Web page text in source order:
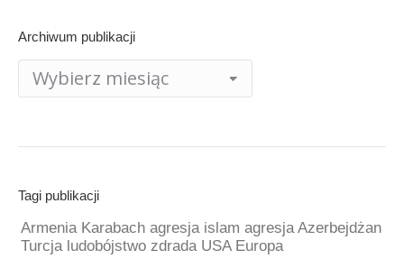
Archiwum publikacji
publikacji
Tagi publikacji
Armenia Karabach agresja islam agresja Azerbejdżan
Turcja ludobójstwo zdrada USA Europa